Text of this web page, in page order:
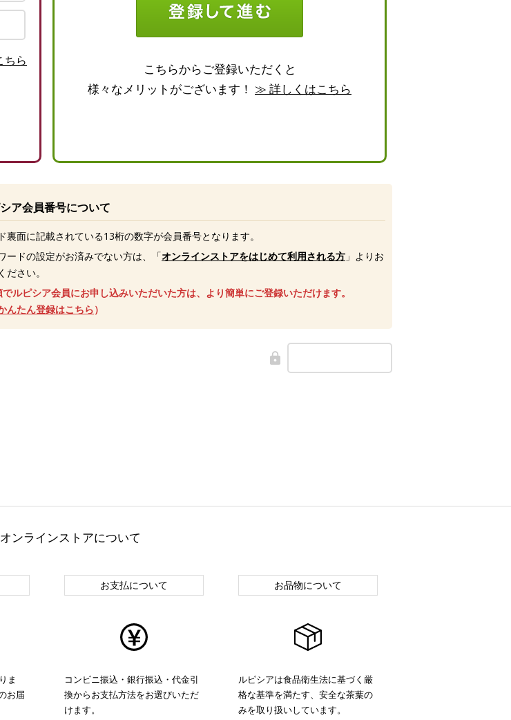
ちら
こちらからご登録いただくと
様々なメリットがございます！ ≫ 詳しくはこちら
ア会員番号について
裏面に記載されている13桁の数字が会員番号となります。
ードの設定がお済みでない方は、「オンラインストアをはじめて利用される方 」よりお
ださい。
ルピシア会員にお申し込みいただいた方は、より簡単にご登録いただけます。
んたん登録はこちら）
ンラインストアについて
ま
お届
お支払について
コンビニ振込・銀行振込・代金引
換からお支払方法をお選びいただ
けます。
お品物について
ルピシアは食品衛生法に基づく厳
格な基準を満たす、安全な茶葉の
みを取り扱いしています。